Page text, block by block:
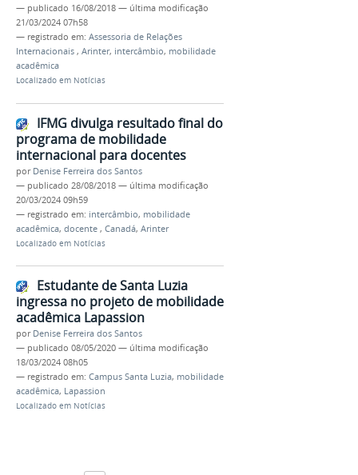
— publicado 16/08/2018 — última modificação
21/03/2024 07h58
— registrado em: Assessoria de Relações
Internacionais , Arinter, intercâmbio, mobilidade
acadêmica
Localizado em Notícias
IFMG divulga resultado final do
programa de mobilidade
internacional para docentes
por Denise Ferreira dos Santos
— publicado 28/08/2018 — última modificação
20/03/2024 09h59
— registrado em: intercâmbio, mobilidade
acadêmica, docente , Canadá, Arinter
Localizado em Notícias
Estudante de Santa Luzia
ingressa no projeto de mobilidade
acadêmica Lapassion
por Denise Ferreira dos Santos
— publicado 08/05/2020 — última modificação
18/03/2024 08h05
— registrado em: Campus Santa Luzia, mobilidade
acadêmica, Lapassion
Localizado em Notícias